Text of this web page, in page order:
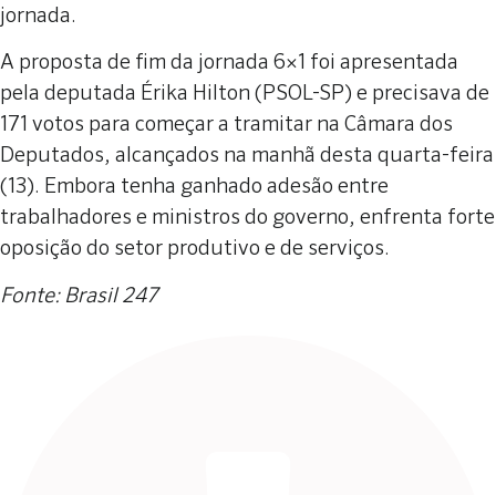
jornada.
A proposta de fim da jornada 6×1 foi apresentada
pela deputada Érika Hilton (PSOL-SP) e precisava de
171 votos para começar a tramitar na Câmara dos
Deputados, alcançados na manhã desta quarta-feira
(13). Embora tenha ganhado adesão entre
trabalhadores e ministros do governo, enfrenta forte
oposição do setor produtivo e de serviços.
Fonte: Brasil 247